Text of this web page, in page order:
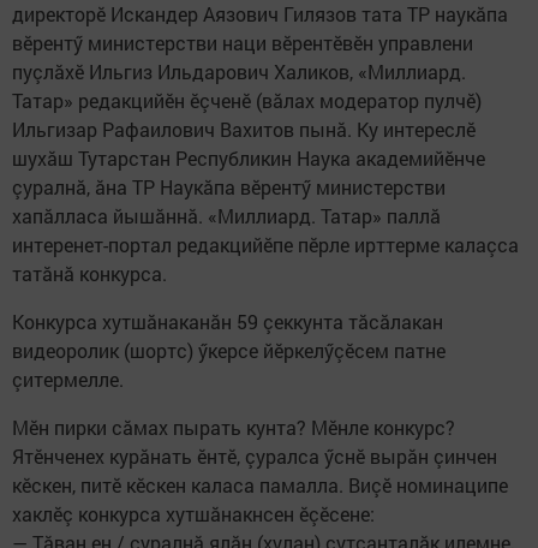
директорӗ Искандер Аязович Гилязов тата ТР наукăпа
вӗрентӳ министерстви наци вӗрентӗвӗн управлени
пуçлăхӗ Ильгиз Ильдарович Халиков, «Миллиард.
Татар» редакцийӗн ӗçченӗ (вăлах модератор пулчӗ)
Ильгизар Рафаилович Вахитов пынă. Ку интереслӗ
шухăш Тутарстан Республикин Наука академийӗнче
çуралнă, ăна ТР Наукăпа вӗрентӳ министерстви
хапăлласа йышăннă. «Миллиард. Татар» паллă
интеренет-портал редакцийӗпе пӗрле ирттерме калаçса
татăнă конкурса.
Конкурса хутшăнаканăн 59 çеккунта тăсăлакан
видеоролик (шортс) ӳкерсе йӗркелӳçӗсем патне
çитермелле.
Мӗн пирки сăмах пырать кунта? Мӗнле конкурс?
Ятӗнченех курăнать ӗнтӗ, çуралса ӳснӗ вырăн çинчен
кӗскен, питӗ кӗскен каласа памалла. Виçӗ номинаципе
хаклӗç конкурса хутшăнакнсен ӗçӗсене:
— Тăван ен / çуралнă ялăн (хулан) çутçанталăк илемне,